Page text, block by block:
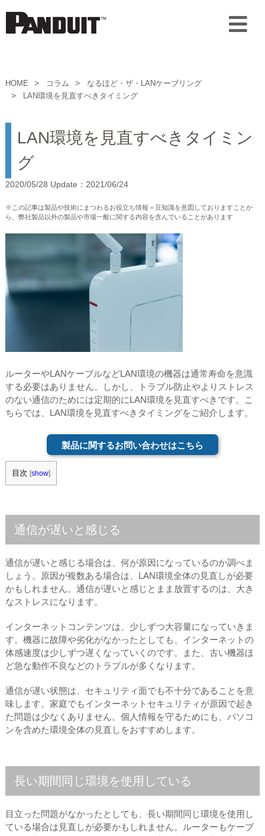
HOME コラム
なるほど・ザ・LANケーブリング
LAN環境を見直すべきタイミング
LAN環境を見直すべきタイミン
グ
2020/05/28 Update：2021/06/24
※この記事は製品や技術にまつわるお役立ち情報＝豆知識を意図しておりますことか
ら、弊社製品以外の製品や市場一般に関する内容を含んでいることがあります
ルーターやLANケーブルなどLAN環境の機器は通常寿命を意識
する必要はありません。しかし、トラブル防止やよりストレス
のない通信のためには定期的にLAN環境を見直すべきです。こ
ちらでは、LAN環境を見直すべきタイミングをご紹介します。
製品に関するお問い合わせはこちら
目次 [show]
通信が遅いと感じる
通信が遅いと感じる場合は、何が原因になっているのか調べま
しょう。原因が複数ある場合は、LAN環境全体の見直しが必要
かもしれません。通信が遅いと感じとまま放置するのは、大き
なストレスになります。
インターネットコンテンツは、少しずつ大容量になっていきま
す。機器に故障や劣化がなかったとしても、インターネットの
体感速度は少しずつ遅くなっていくのです。また、古い機器ほ
ど急な動作不良などのトラブルが多くなります。
通信が遅い状態は、セキュリティ面でも不十分であることを意
味します。家庭でもインターネットセキュリティが原因で起き
た問題は少なくありません。個人情報を守るためにも、パソコ
ンを含めた環境全体の見直しをおすすめします。
長い期間同じ環境を使用している
目立った問題がなかったとしても、長い期間同じ環境を使用し
ている場合は見直しが必要かもしれません。ルーターもケーブ